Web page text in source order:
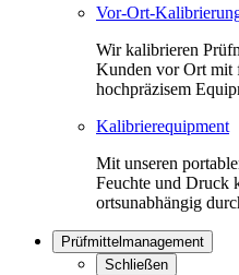
Vor-Ort-
Wir kalibrieren
Kunden vor Ort mit
hochpräzisem
Kalibrierequipment
Mit unseren
Feuchte und Druck
ortsunabhängig
Prüfmittelmanagement
Schließen